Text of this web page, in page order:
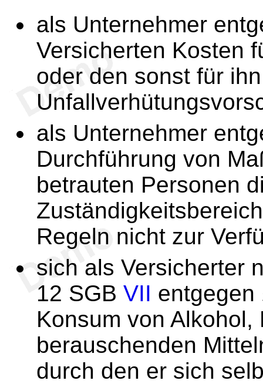
als Unternehmer
Versicherten Kosten
oder den sonst für
als Unternehmer
Durchführung von
betrauten Personen
Regeln nicht zur
sich als Versicherter
12 SGB VII
Konsum von
berauschenden
durch den er sich